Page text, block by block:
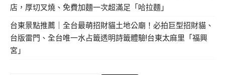
店，厚切叉燒、免費加麵一次超滿足「哈拉麵」
台東景點推薦｜全台最萌招財貓土地公廟！必拍巨型招財貓、
台版雷門、全台唯一水占籤透明詩籤體驗!台東太麻里「福興
宮」